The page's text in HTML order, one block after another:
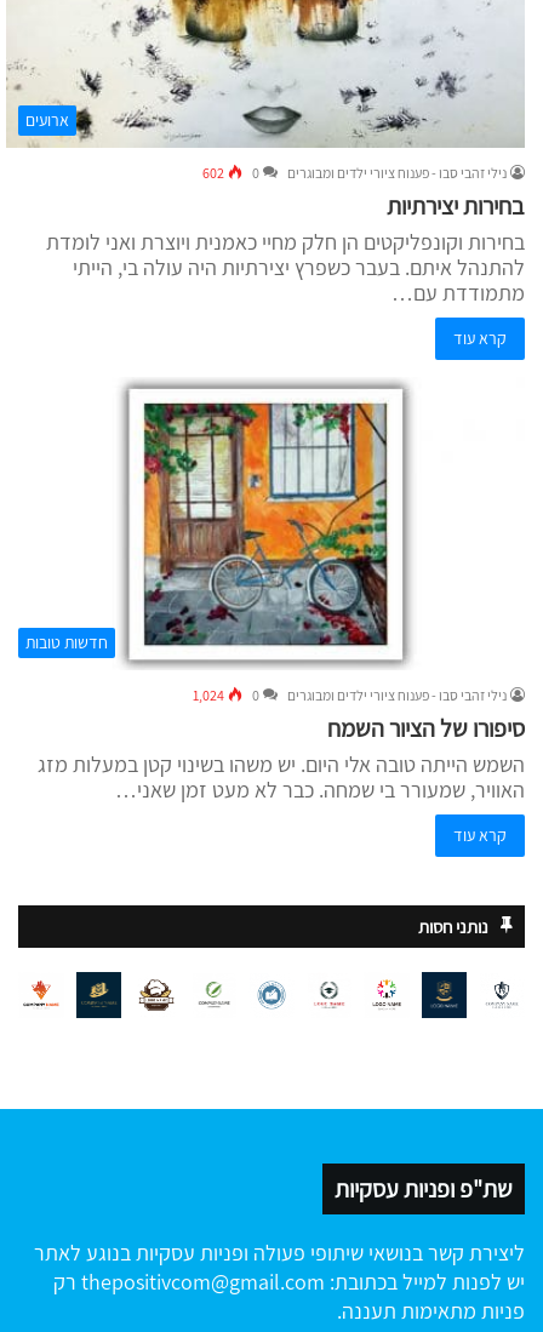
ארועים
נילי זהבי סבו - פענוח ציורי ילדים ומבוגרים 0
602
בחירות יצירתיות
בחירות וקונפליקטים הן חלק מחיי כאמנית ויוצרת ואני לומדת
להתנהל איתם. בעבר כשפרץ יצירתיות היה עולה בי, הייתי
מתמודדת עם…
קרא עוד
חדשות טובות
נילי זהבי סבו - פענוח ציורי ילדים ומבוגרים 0
1,024
סיפורו של הציור השמח
השמש הייתה טובה אלי היום. יש משהו בשינוי קטן במעלות מזג
האוויר, שמעורר בי שמחה. כבר לא מעט זמן שאני…
קרא עוד
נותני חסות
שת"פ ופניות עסקיות
ליצירת קשר בנושאי שיתופי פעולה ופניות עסקיות בנוגע לאתר
יש לפנות למייל בכתובת: thepositivcom@gmail.com רק
פניות מתאימות תעננה.